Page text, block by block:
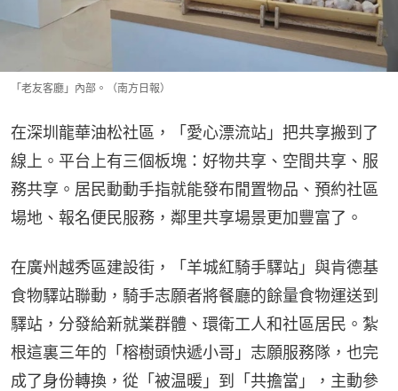
「老友客廳」內部。（南方日報）
在深圳龍華油松社區，「愛心漂流站」把共享搬到了
線上。平台上有三個板塊：好物共享、空間共享、服
務共享。居民動動手指就能發布閒置物品、預約社區
場地、報名便民服務，鄰里共享場景更加豐富了。
在廣州越秀區建設街，「羊城紅騎手驛站」與肯德基
食物驛站聯動，騎手志願者將餐廳的餘量食物運送到
驛站，分發給新就業群體、環衛工人和社區居民。紮
根這裏三年的「榕樹頭快遞小哥」志願服務隊，也完
成了身份轉換，從「被温暖」到「共擔當」，主動參